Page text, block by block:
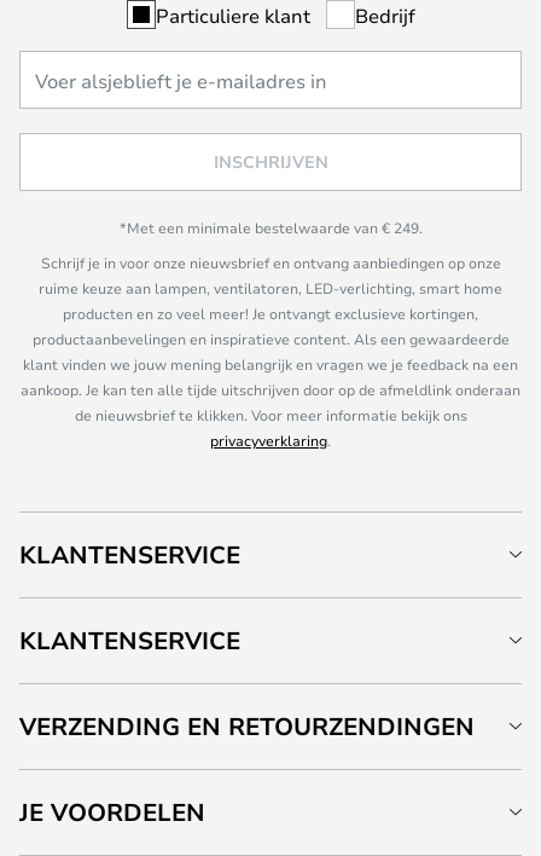
Particuliere klant Bedrijf
INSCHRIJVEN
*Met een minimale bestelwaarde van € 249.
Schrijf je in voor onze nieuwsbrief en ontvang aanbiedingen op onze
ruime keuze aan lampen, ventilatoren, LED-verlichting, smart home
producten en zo veel meer! Je ontvangt exclusieve kortingen,
productaanbevelingen en inspiratieve content. Als een gewaardeerde
klant vinden we jouw mening belangrijk en vragen we je feedback na een
aankoop. Je kan ten alle tijde uitschrijven door op de afmeldlink onderaan
de nieuwsbrief te klikken. Voor meer informatie bekijk ons
privacyverklaring.
KLANTENSERVICE
KLANTENSERVICE
VERZENDING EN RETOURZENDINGEN
JE VOORDELEN